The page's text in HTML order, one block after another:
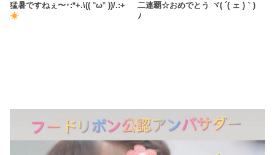
猛暑ですねぇ〜･:*+.\(( °ω° ))/.:+
二連覇☆おめでとう ヾ( ´( ェ )｀)
ﾉ